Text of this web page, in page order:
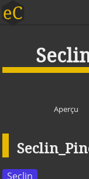
Aperçu
Seclin